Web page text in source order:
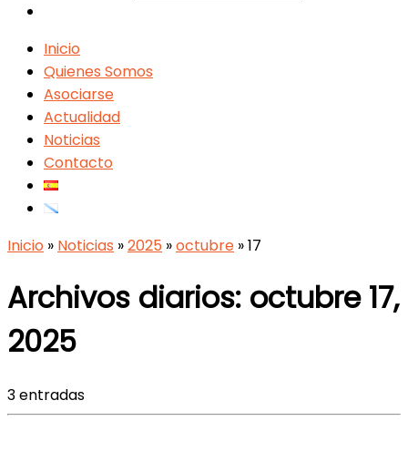
Inicio
Quienes Somos
Asociarse
Actualidad
Noticias
Contacto
Inicio » Noticias »2025 »octubre »17
Archivos diarios: octubre 17,
2025
3 entradas